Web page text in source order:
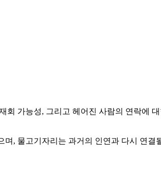
회 가능성, 그리고 헤어진 사람의 연락에
, 물고기자리는 과거의 인연과 다시 연결